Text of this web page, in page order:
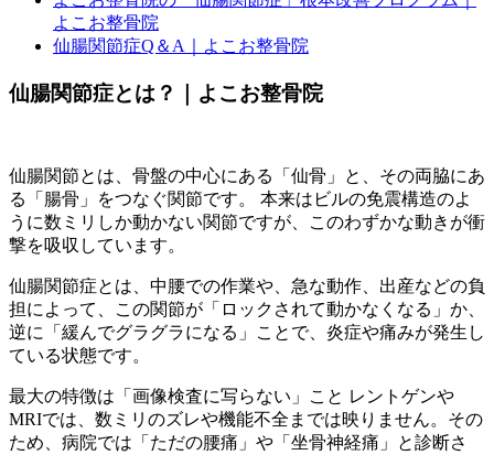
よこお整骨院
仙腸関節症Q＆A｜よこお整骨院
仙腸関節症とは？｜よこお整骨院
仙腸関節とは、骨盤の中心にある「仙骨」と、その両脇にあ
る「腸骨」をつなぐ関節です。 本来はビルの免震構造のよ
うに数ミリしか動かない関節ですが、このわずかな動きが衝
撃を吸収しています。
仙腸関節症とは、中腰での作業や、急な動作、出産などの負
担によって、この関節が「ロックされて動かなくなる」か、
逆に「緩んでグラグラになる」ことで、炎症や痛みが発生し
ている状態です。
最大の特徴は「画像検査に写らない」こと レントゲンや
MRIでは、数ミリのズレや機能不全までは映りません。その
ため、病院では「ただの腰痛」や「坐骨神経痛」と診断さ